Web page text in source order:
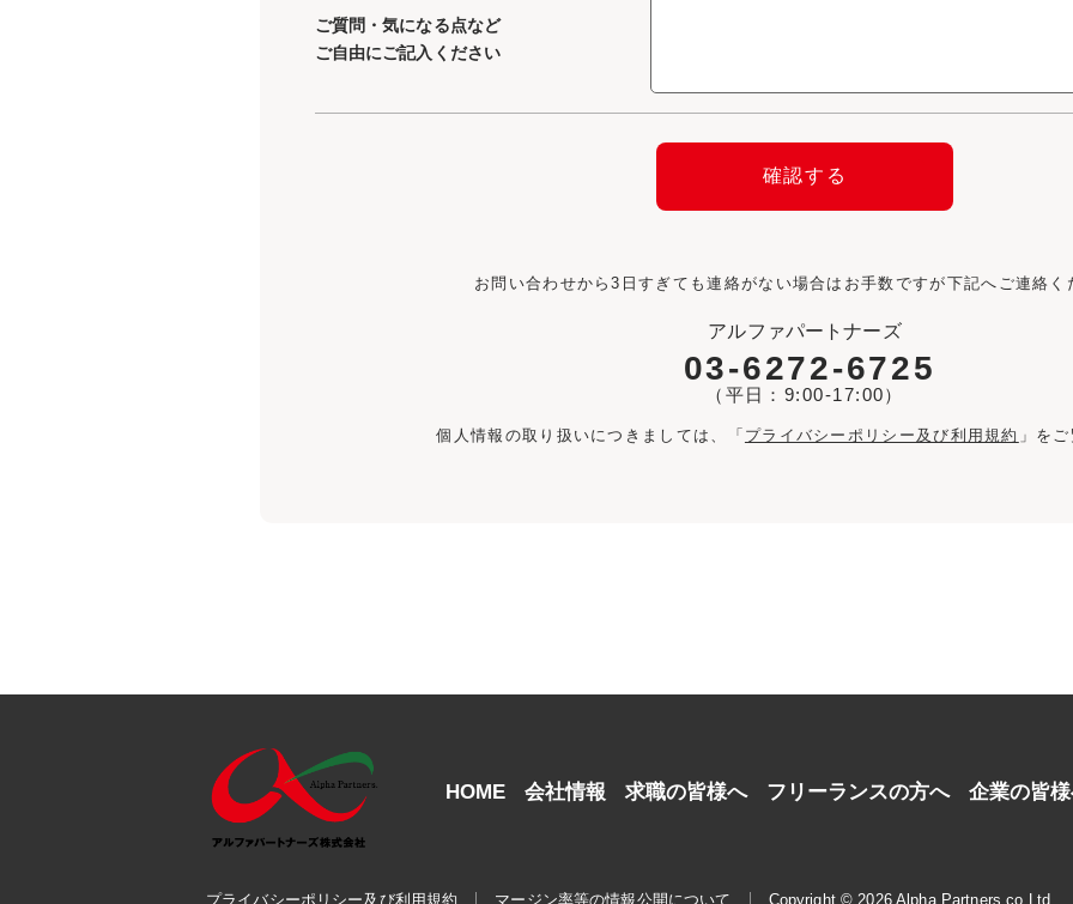
ご質問・気になる点など
ご自由にご記入ください
お問い合わせから3日すぎても連絡がない場合はお手数ですが下記へご連絡く
アルファパートナーズ
03-6272-6725
（平日：9:00-17:00）
個人情報の取り扱いにつきましては、「 プライバシーポリシー及び利用規約 」を
HOME 会社情報 求職の皆様へ フリーランスの方へ 企業の皆
プライバシーポリシー及び利用規約 マージン率等の情報公開について Copyright © 2026 Alpha Partners co.Ltd.